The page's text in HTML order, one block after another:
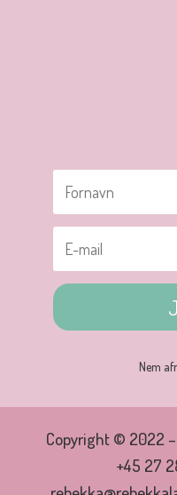
Nem
Copyright © 2022 –
+45 27